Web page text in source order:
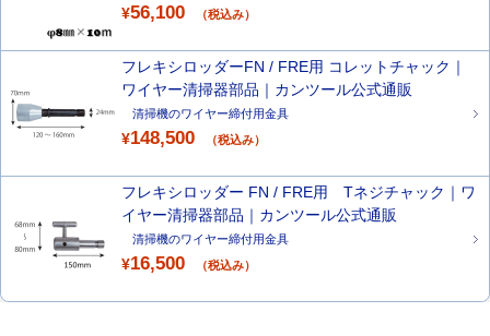
¥56,100 （税込み）
フレキシロッダーFN / FRE用 コレットチャック｜
ワイヤー清掃器部品｜カンツール公式通販
清掃機のワイヤー締付用金具
¥148,500 （税込み）
フレキシロッダー FN / FRE用 Tネジチャック｜ワ
イヤー清掃器部品｜カンツール公式通販
清掃機のワイヤー締付用金具
¥16,500 （税込み）